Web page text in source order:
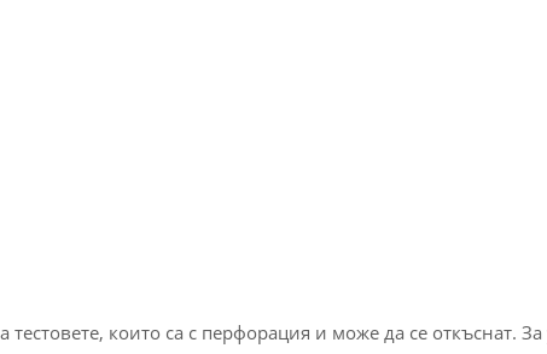
които са с перфорация и може да се откъснат. За